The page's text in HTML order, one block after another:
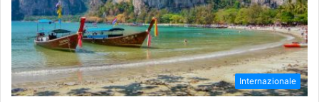
Internazionale